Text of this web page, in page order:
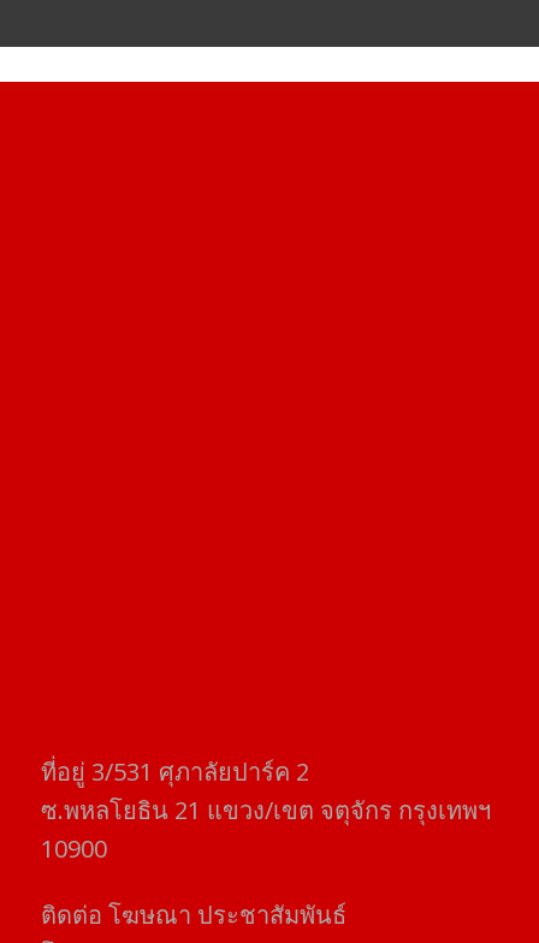
ที่อยู่​ 3/531​ ศุภาลัยปาร์ค​ 2
ซ.พหลโยธิน​ 21​ แขวง/เขต​ จตุจักร​ กรุงเทพฯ
10900
ติดต่อ​ โฆษณา​ ประชาสัมพันธ์